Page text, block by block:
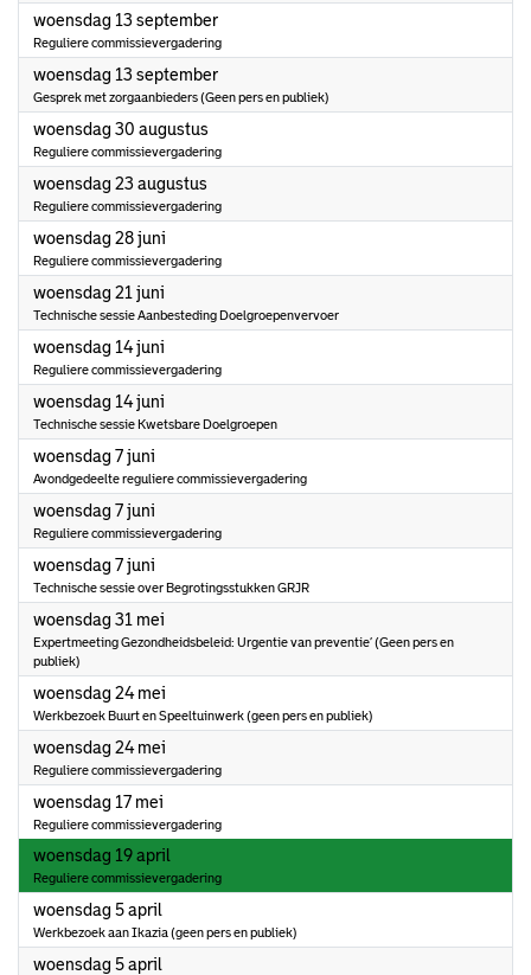
woensdag 13 september2023
Reguliere commissievergadering
woensdag 13 september2023
Gesprek met zorgaanbieders (Geen pers en publiek)
woensdag 30 augustus
Reguliere commissievergadering
woensdag 23 augustus
Reguliere commissievergadering
woensdag 28 juni
Reguliere commissievergadering
woensdag 21 juni
Technische sessie Aanbesteding Doelgroepenvervoer
woensdag 14 juni
Reguliere commissievergadering
woensdag 14 juni
Technische sessie Kwetsbare Doelgroepen
woensdag 7 juni
Avondgedeelte reguliere commissievergadering
woensdag 7 juni
Reguliere commissievergadering
woensdag 7 juni
Technische sessie over Begrotingsstukken GRJR
woensdag 31 mei
Expertmeeting Gezondheidsbeleid: Urgentie van preventie’ (Geen pers en
publiek)
woensdag 24 mei
Werkbezoek Buurt en Speeltuinwerk (geen pers en publiek)
woensdag 24 mei
Reguliere commissievergadering
woensdag 17 mei
Reguliere commissievergadering
woensdag 19 april
Reguliere commissievergadering
woensdag 5 april
Werkbezoek aan Ikazia (geen pers en publiek)
woensdag 5 april